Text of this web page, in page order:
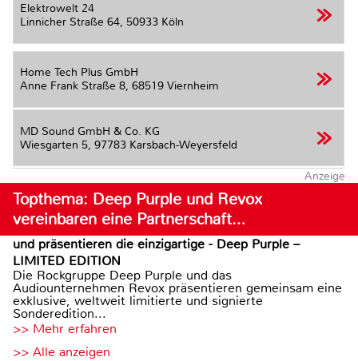
Elektrowelt 24
Linnicher Straße 64, 50933 Köln
Home Tech Plus GmbH
Anne Frank Straße 8, 68519 Viernheim
MD Sound GmbH & Co. KG
Wiesgarten 5, 97783 Karsbach-Weyersfeld
Anzeige
Topthema: Deep Purple und Revox
vereinbaren eine Partnerschaft…
und präsentieren die einzigartige - Deep Purple –
LIMITED EDITION
Die Rockgruppe Deep Purple und das
Audiounternehmen Revox präsentieren gemeinsam eine
exklusive, weltweit limitierte und signierte
Sonderedition...
>> Mehr erfahren
>> Alle anzeigen